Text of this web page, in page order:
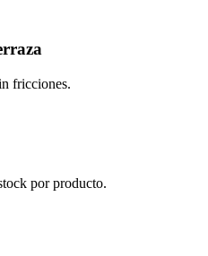
fricciones.
por producto.